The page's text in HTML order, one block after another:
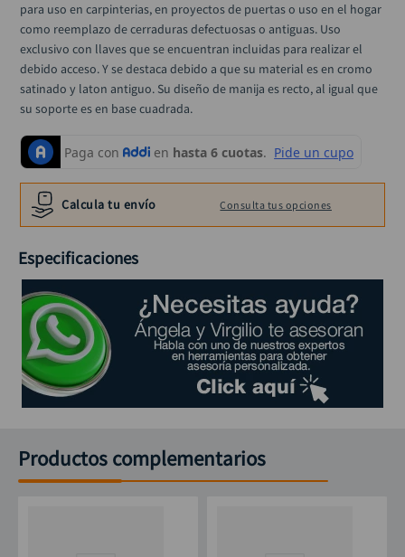
para uso en carpinterias, en proyectos de puertas o uso en el hogar
como reemplazo de cerraduras defectuosas o antiguas. Uso
exclusivo con llaves que se encuentran incluidas para realizar el
debido acceso. Y se destaca debido a que su material es en cromo
satinado y laton antiguo. Su diseño de manija es recto, al igual que
su soporte es en base cuadrada.
Calcula tu envío Consulta tus opciones
Especificaciones
Productos complementarios